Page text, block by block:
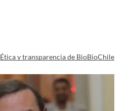
Ética y transparencia de BioBioChile